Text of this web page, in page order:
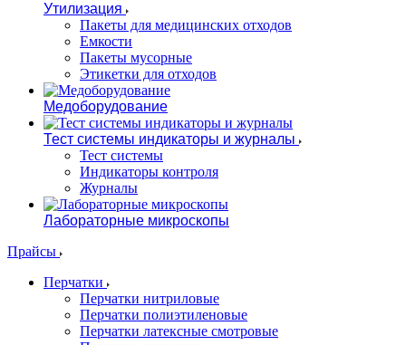
Утилизация
Пакеты для медицинских отходов
Емкости
Пакеты мусорные
Этикетки для отходов
Медоборудование
Тест системы индикаторы и журналы
Тест системы
Индикаторы контроля
Журналы
Лабораторные микроскопы
Прайсы
Перчатки
Перчатки нитриловые
Перчатки полиэтиленовые
Перчатки латексные смотровые